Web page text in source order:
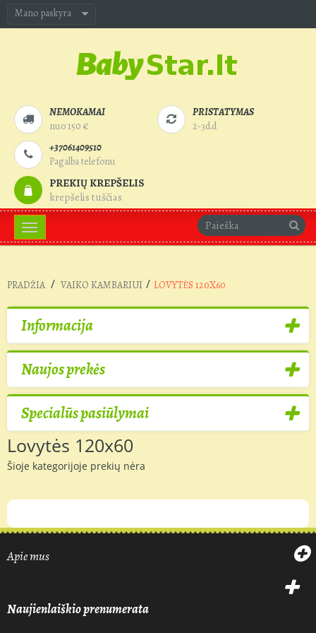
Mano paskyra
NEMOKAMAI
nuo 150 €
PRISTATYMAS
2-3d.d
+37061409510
Pagalba telefonu
PREKIŲ KREPŠELIS
krepšelis tuščias
Toggle
navigation
PRADŽIA / VAIKO KAMBARIUI / LOVYTĖS 120X60
Informacija
Naujos prekės
Specialūs pasiūlymai
Lovytės 120x60
Šioje kategorijoje prekių nėra
Apie mus
Naujienlaiškio prenumerata